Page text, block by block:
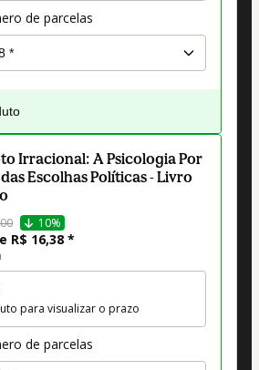
de parcelas
Irracional: A Psicologia Por
Escolhas Políticas - Livro
10%
R$ 16,38 *
para visualizar o prazo
de parcelas